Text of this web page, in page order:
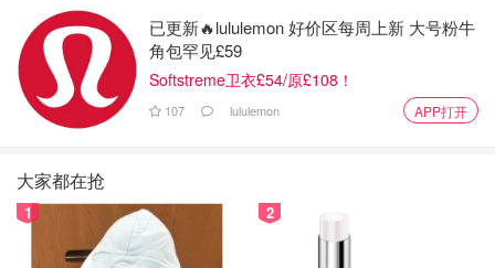
已更新🔥lululemon 好价区每周上新 大号粉牛
角包罕见£59
Softstreme卫衣£54/原£108！
107 lululemon APP打开
大家都在抢
1 2